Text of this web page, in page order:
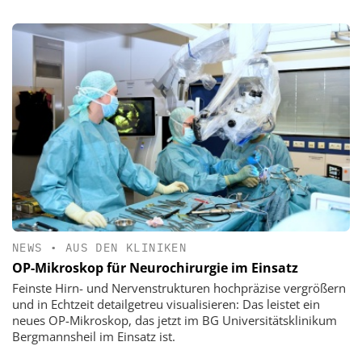
NEWS • AUS DEN KLINIKEN
OP-Mikroskop für Neurochirurgie im Einsatz
Feinste Hirn- und Nervenstrukturen hochpräzise vergrößern
und in Echtzeit detailgetreu visualisieren: Das leistet ein
neues OP-Mikroskop, das jetzt im BG Universitätsklinikum
Bergmannsheil im Einsatz ist.